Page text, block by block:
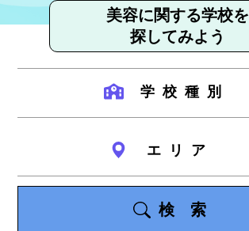
美容に関する学校を
探してみよう
学校種別
エリア
検索